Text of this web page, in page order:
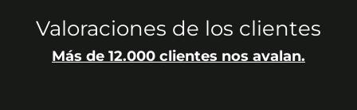
Valoraciones de los clientes
Más de 12.000 clientes nos avalan.